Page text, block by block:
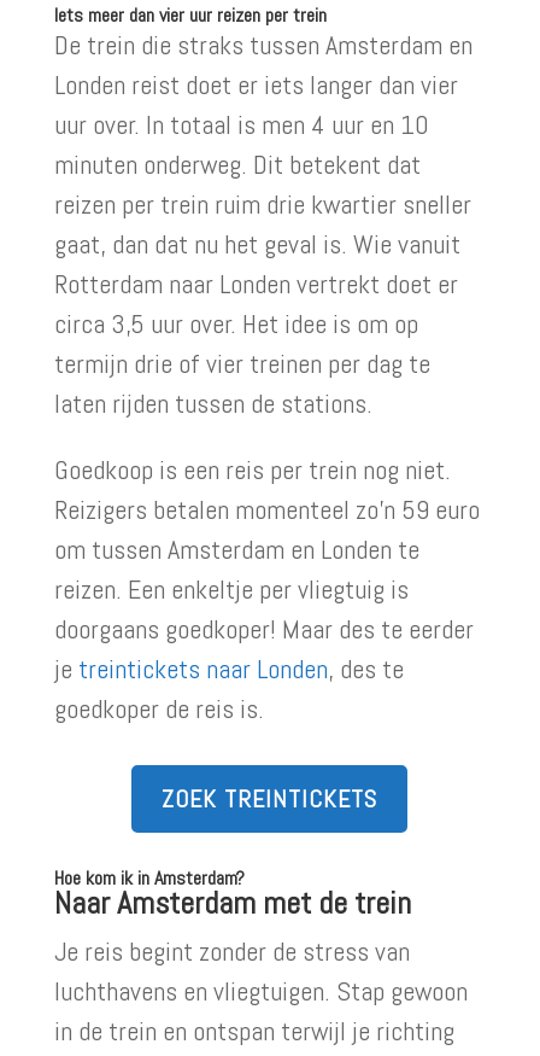
Iets meer dan vier uur reizen per trein
De trein die straks tussen Amsterdam en
Londen reist doet er iets langer dan vier
uur over. In totaal is men 4 uur en 10
minuten onderweg. Dit betekent dat
reizen per trein ruim drie kwartier sneller
gaat, dan dat nu het geval is. Wie vanuit
Rotterdam naar Londen vertrekt doet er
circa 3,5 uur over. Het idee is om op
termijn drie of vier treinen per dag te
laten rijden tussen de stations.
Goedkoop is een reis per trein nog niet.
Reizigers betalen momenteel zo’n 59 euro
om tussen Amsterdam en Londen te
reizen. Een enkeltje per vliegtuig is
doorgaans goedkoper! Maar des te eerder
je treintickets naar Londen, des te
goedkoper de reis is.
ZOEK TREINTICKETS
Hoe kom ik in Amsterdam?
Naar Amsterdam met de trein
Je reis begint zonder de stress van
luchthavens en vliegtuigen. Stap gewoon
in de trein en ontspan terwijl je richting